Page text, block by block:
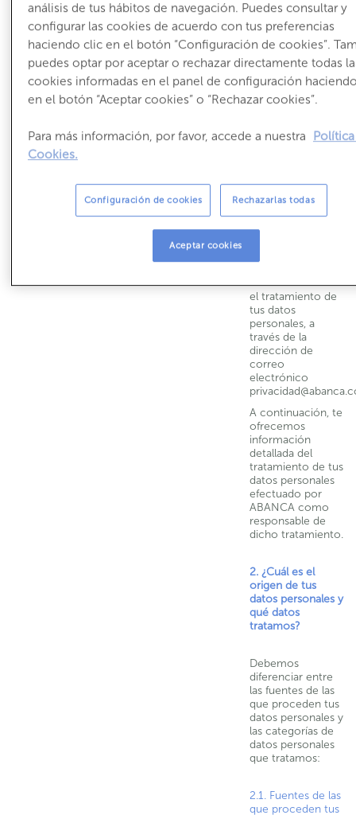
En ABANCA
contamos con un
Delegado de
Protección de
Datos (en
adelante, también
“DPD” o “DPO”),
con quien podrás
necesitas, para
puntos incluidos
en nuestra Política
de Privacidad y
para hacerle llegar
relacionadas con
el tratamiento de
tus datos
personales, a
través de la
dirección de
correo
electrónico
A continuación, te
ofrecemos
información
detallada del
tratamiento de tus
datos personales
efectuado por
ABANCA como
responsable de
dicho tratamiento.
2. ¿Cuál es el
origen de tus
datos personales y
qué datos
tratamos?
Debemos
diferenciar entre
las fuentes de las
que proceden tus
datos personales y
las categorías de
datos personales
que tratamos:
2.1. Fuentes de las
que proceden tus
análisis de tus hábitos de navegación. Puedes consultar y
configurar las cookies de acuerdo con tus preferencias
haciendo clic en el botón “Configuración de cookies”.
puedes optar por aceptar o rechazar directamente todas
cookies informadas en el panel de configuración
en el botón “Aceptar cookies” o “Rechazar cookies”.
Para más información, por favor, accede a nuestra
Cookies.
Configuración de cookies
Aceptar cookies
Rechazarlas todas